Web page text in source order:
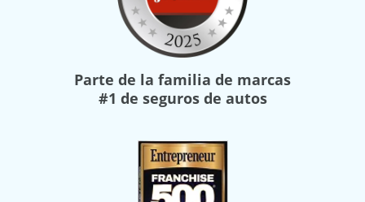
Parte de la familia de marcas
#1 de seguros de autos